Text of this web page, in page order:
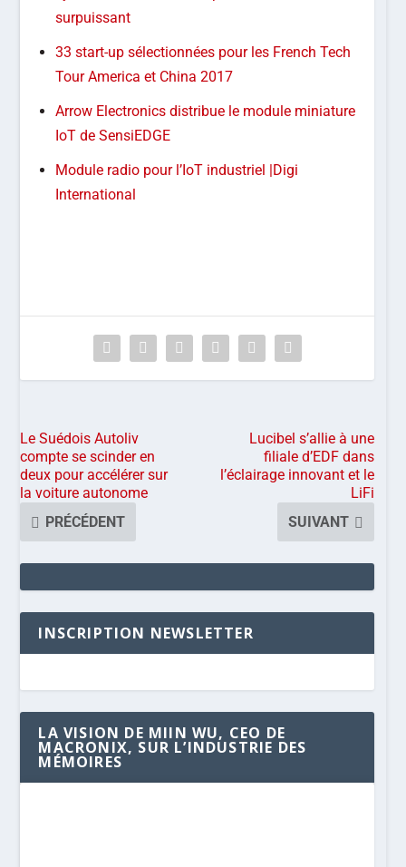
surpuissant
33 start-up sélectionnées pour les French Tech
Tour America et China 2017
Arrow Electronics distribue le module miniature
IoT de SensiEDGE
Module radio pour l’IoT industriel |Digi
International
Le Suédois Autoliv
compte se scinder en
deux pour accélérer sur
la voiture autonome
PRÉCÉDENT
Lucibel s’allie à une
filiale d’EDF dans
l’éclairage innovant et le
LiFi
SUIVANT
INSCRIPTION NEWSLETTER
LA VISION DE MIIN WU, CEO DE
MACRONIX, SUR L’INDUSTRIE DES
MÉMOIRES